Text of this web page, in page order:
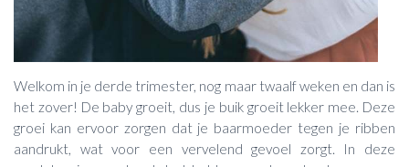
Welkom in je derde trimester, nog maar twaalf weken en dan is
het zover! De baby groeit, dus je buik groeit lekker mee. Deze
groei kan ervoor zorgen dat je baarmoeder tegen je ribben
aandrukt, wat voor een vervelend gevoel zorgt. In deze